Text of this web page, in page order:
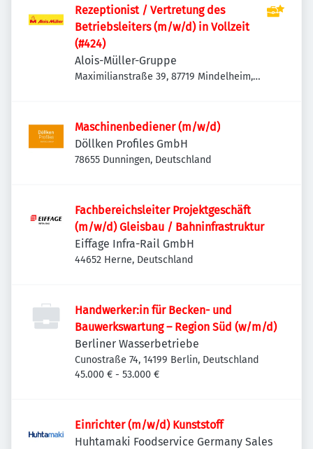
Rezeptionist / Vertretung des
Betriebsleiters (m/w/d) in Vollzeit
(#424)
Alois-Müller-Gruppe
Maximilianstraße 39, 87719 Mindelheim,
Maschinenbediener (m/w/d)
Döllken Profiles GmbH
78655 Dunningen, Deutschland
Fachbereichsleiter Projektgeschäft
(m/w/d) Gleisbau / Bahninfrastruktur
Eiffage Infra-Rail GmbH
44652 Herne, Deutschland
Handwerker:in für Becken- und
Bauwerkswartung – Region Süd (w/m/d)
Berliner Wasserbetriebe
Cunostraße 74, 14199 Berlin, Deutschland
45.000 € - 53.000 €
Einrichter (m/w/d) Kunststoff
Huhtamaki Foodservice Germany Sales